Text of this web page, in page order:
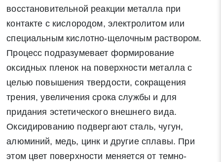
восстановительной реакции металла при
контакте с кислородом, электролитом или
специальным кислотно-щелочным раствором.
Процесс подразумевает формирование
оксидных пленок на поверхности металла с
целью повышения твердости, сокращения
трения, увеличения срока службы и для
придания эстетического внешнего вида.
Оксидированию подвергают сталь, чугун,
алюминий, медь, цинк и другие сплавы. При
этом цвет поверхности меняется от темно-